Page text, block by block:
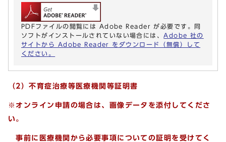
PDFファイルの閲覧には Adobe Reader が必要です。同
ソフトがインストールされていない場合には、 Adobe 社の
サイトから Adobe Reader をダウンロード（無償）して
ください。
（2）不育症治療等医療機関等証明書
※オンライン申請の場合は、画像データを添付してくださ
い。
事前に医療機関から必要事項についての証明を受けてく